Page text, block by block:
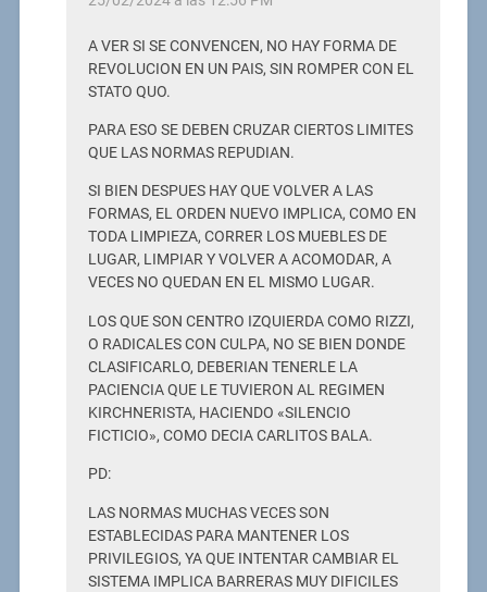
A VER SI SE CONVENCEN, NO HAY FORMA DE
REVOLUCION EN UN PAIS, SIN ROMPER CON EL
STATO QUO.
PARA ESO SE DEBEN CRUZAR CIERTOS LIMITES
QUE LAS NORMAS REPUDIAN.
SI BIEN DESPUES HAY QUE VOLVER A LAS
FORMAS, EL ORDEN NUEVO IMPLICA, COMO EN
TODA LIMPIEZA, CORRER LOS MUEBLES DE
LUGAR, LIMPIAR Y VOLVER A ACOMODAR, A
VECES NO QUEDAN EN EL MISMO LUGAR.
LOS QUE SON CENTRO IZQUIERDA COMO RIZZI,
O RADICALES CON CULPA, NO SE BIEN DONDE
CLASIFICARLO, DEBERIAN TENERLE LA
PACIENCIA QUE LE TUVIERON AL REGIMEN
KIRCHNERISTA, HACIENDO «SILENCIO
FICTICIO», COMO DECIA CARLITOS BALA.
PD:
LAS NORMAS MUCHAS VECES SON
ESTABLECIDAS PARA MANTENER LOS
PRIVILEGIOS, YA QUE INTENTAR CAMBIAR EL
SISTEMA IMPLICA BARRERAS MUY DIFICILES